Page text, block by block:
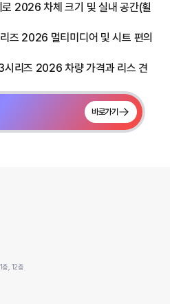
2026 차체 크기 및 실내 공간(휠
즈 2026 멀티미디어 및 시트 편의
리즈 2026 차량 가격과 리스 견
바로가기
층, 12층